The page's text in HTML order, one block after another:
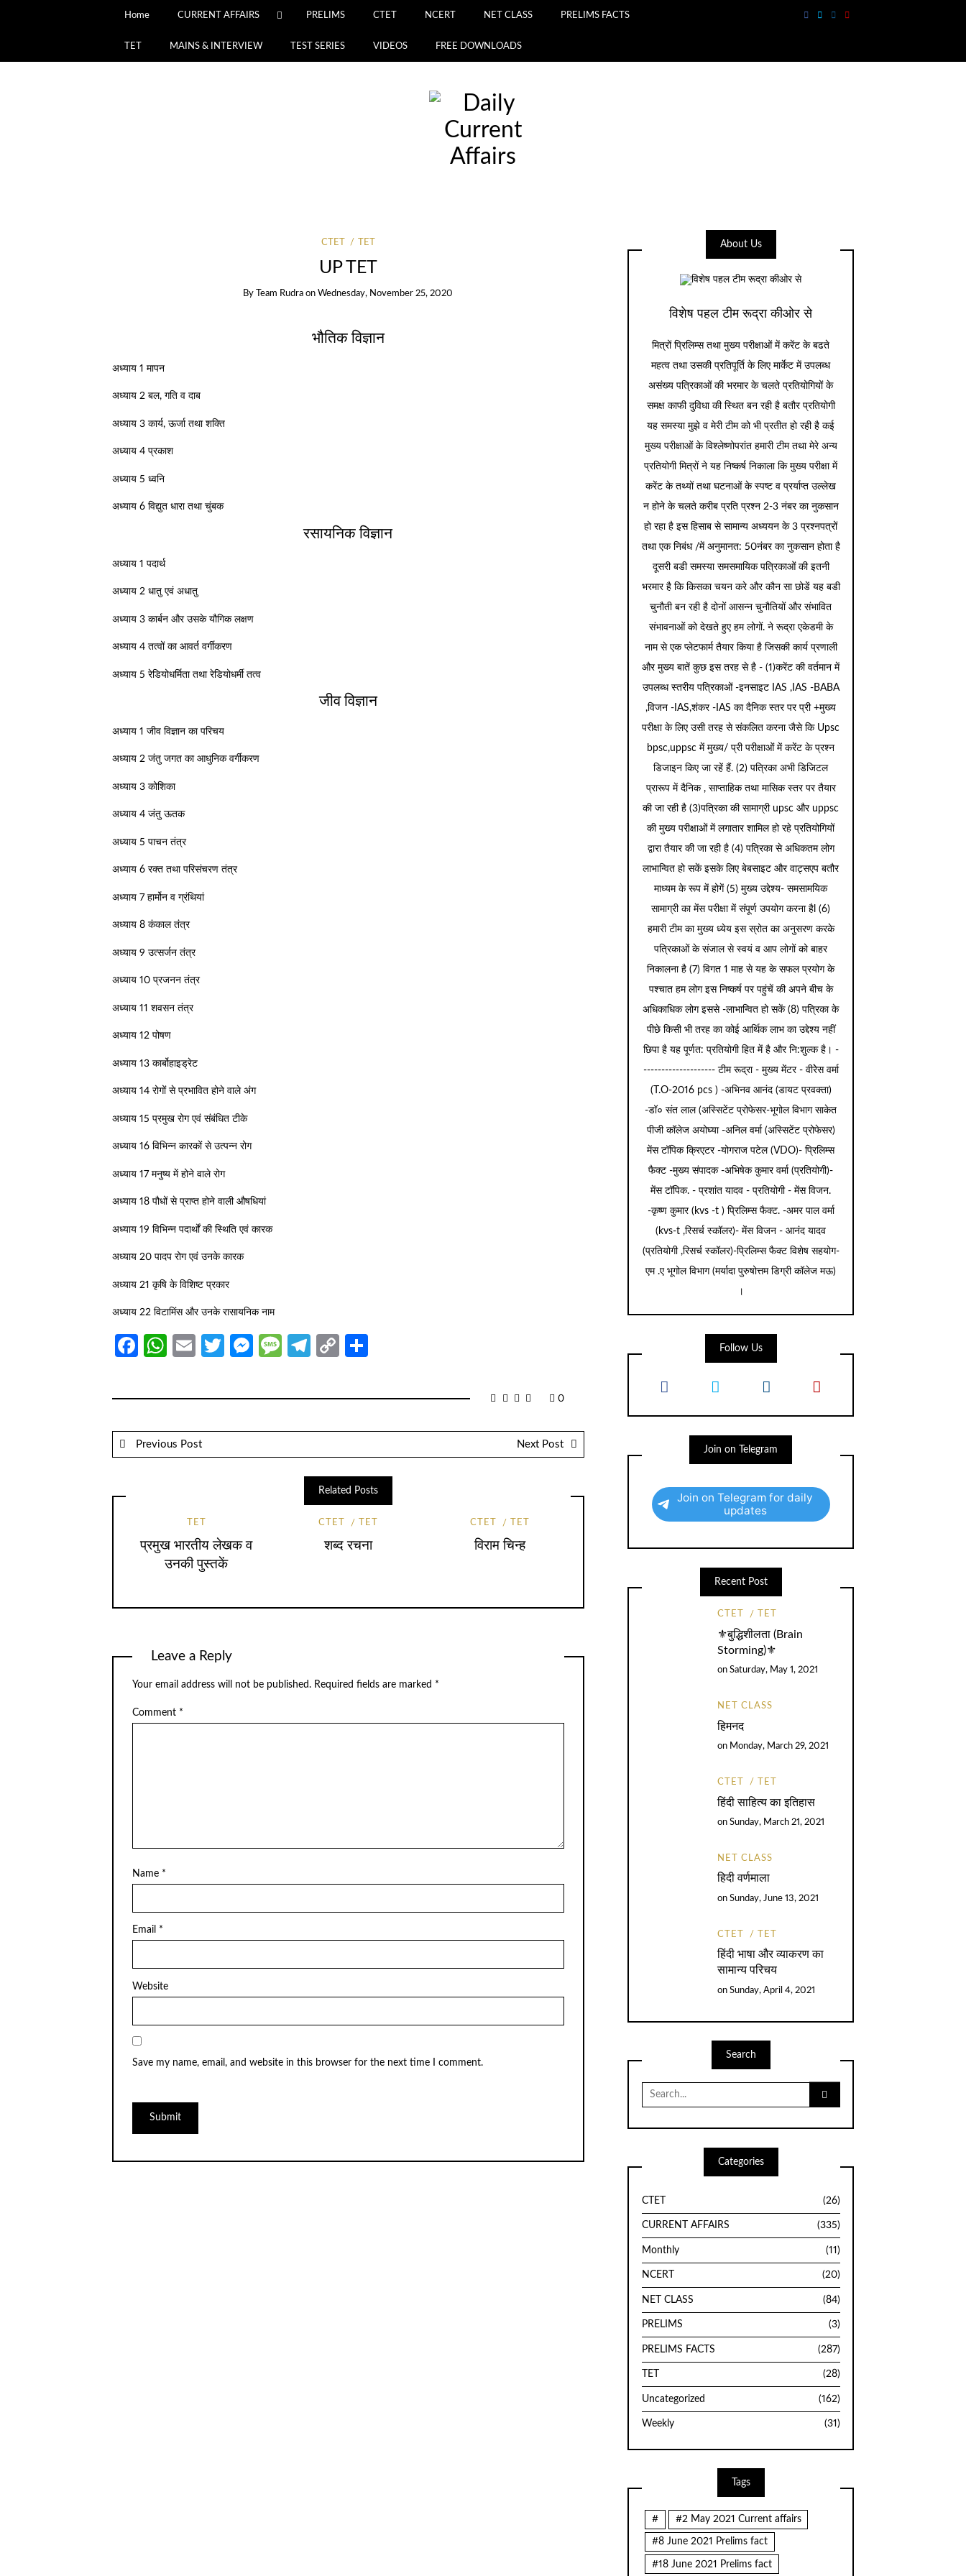
Home CURRENT AFFAIRS PRELIMS CTET NCERT NET CLASS PRELIMS FACTS
TET MAINS & INTERVIEW TEST SERIES VIDEOS FREE DOWNLOADS
CTET TET
UP TET
By Team Rudra onWednesday, November 25, 2020
भौतिक विज्ञान
अध्याय 1 मापन
अध्याय 2 बल, गति व दाब
अध्याय 3 कार्य, ऊर्जा तथा शक्ति
अध्याय 4 प्रकाश
अध्याय 5 ध्वनि
अध्याय 6 विद्युत धारा तथा चुंबक
रसायनिक विज्ञान
अध्याय 1 पदार्थ
अध्याय 2 धातु एवं अधातु
अध्याय 3 कार्बन और उसके यौगिक लक्षण
अध्याय 4 तत्वों का आवर्त वर्गीकरण
अध्याय 5 रेडियोधर्मिता तथा रेडियोधर्मी तत्व
जीव विज्ञान
अध्याय 1 जीव विज्ञान का परिचय
अध्याय 2 जंतु जगत का आधुनिक वर्गीकरण
अध्याय 3 कोशिका
अध्याय 4 जंतु ऊतक
अध्याय 5 पाचन तंत्र
अध्याय 6 रक्त तथा परिसंचरण तंत्र
अध्याय 7 हार्मोन व ग्रंथियां
अध्याय 8 कंकाल तंत्र
अध्याय 9 उत्सर्जन तंत्र
अध्याय 10 प्रजनन तंत्र
अध्याय 11 शवसन तंत्र
अध्याय 12 पोषण
अध्याय 13 कार्बोहाइड्रेट
अध्याय 14 रोगों से प्रभावित होने वाले अंग
अध्याय 15 प्रमुख रोग एवं संबंधित टीके
अध्याय 16 विभिन्न कारकों से उत्पन्न रोग
अध्याय 17 मनुष्य में होने वाले रोग
अध्याय 18 पौधों से प्राप्त होने वाली औषधियां
अध्याय 19 विभिन्न पदार्थों की स्थिति एवं कारक
अध्याय 20 पादप रोग एवं उनके कारक
अध्याय 21 कृषि के विशिष्ट प्रकार
अध्याय 22 विटामिंस और उनके रासायनिक नाम
Facebook
WhatsApp
EmailTwitter
Messenger
Message
Telegram
Copy
0
Previous Post Next Post
Related Posts
TET
प्रमुख भारतीय लेखक व
उनकी पुस्तकें
CTET TET
शब्द रचना
CTET TET
विराम चिन्ह
Leave a Reply
Your email address will not be published. Required fields are marked *
Comment *
Name *
Email *
Website
Save my name, email, and website in this browser for the next time I comment.
About Us
विशेष पहल टीम रूद्रा कीओर से
मित्रों प्रिलिम्स तथा मुख्य परीक्षाओं में करेंट के बढते
महत्व तथा उसकी प्रतिपूर्ति के लिए मार्केट में उपलब्ध
असंख्य पत्रिकाओं की भरमार के चलते प्रतियोगियों के
समक्ष काफी दुविधा की स्थित बन रही है बतौर प्रतियोगी
यह समस्या मुझे व मेरी टीम को भी प्रतीत हो रही है कई
मुख्य परीक्षाओं के विश्लेष्णोपरांत हमारी टीम तथा मेरे अन्य
प्रतियोगी मित्रों ने यह निष्कर्ष निकाला कि मुख्य परीक्षा में
करेंट के तथ्यों तथा घटनाओं के स्पष्ट व प्रर्याप्त उल्लेख
न होने के चलते करीब प्रति प्रश्न 2-3 नंबर का नुकसान
हो रहा है इस हिसाब से सामान्य अध्ययन के 3 प्रश्नपत्रों
तथा एक निबंध /में अनुमानत: 50नंबर का नुकसान होता है
दूसरी बडी समस्या समसमायिक पत्रिकाओं की इतनी
भरमार है कि किसका चयन करे और कौन सा छोडें यह बडी
चुनौती बन रही है दोनों आसन्न चुनौतियों और संभावित
संभावनाओं को देखते हुए हम लोगों. ने रूद्रा एकेडमी के
नाम से एक प्लेटफार्म तैयार किया है जिसकी कार्य प्रणाली
और मुख्य बातें कुछ इस तरह से है - (1)करेंट की वर्तमान में
उपलब्ध स्तरीय पत्रिकाओं -इनसाइट IAS ,IAS -BABA
,विजन -IAS,शंकर -IAS का दैनिक स्तर पर प्री +मुख्य
परीक्षा के लिए उसी तरह से संकलित करना जैसे कि Upsc
bpsc,uppsc में मुख्य/ प्री परीक्षाओं में करेंट के प्रश्न
डिजाइन किए जा रहें हैं. (2) पत्रिका अभी डिजिटल
प्रारूप में दैनिक , साप्ताहिक तथा मासिक स्तर पर तैयार
की जा रही है (3)पत्रिका की सामाग्री upsc और uppsc
की मुख्य परीक्षाओं में लगातार शामिल हो रहे प्रतियोगियों
द्वारा तैयार की जा रही है (4) पत्रिका से अधिकतम लोग
लाभान्वित हो सकें इसके लिए बेबसाइट और वाट्सएप बतौर
माध्यम के रूप में होगें (5) मुख्य उद्देश्य- समसामयिक
सामाग्री का मेंस परीक्षा में संपूर्ण उपयोग करना हैl (6)
हमारी टीम का मुख्य ध्येय इस स्रोत का अनुसरण करके
पत्रिकाओं के संजाल से स्वयं व आप लोगों को बाहर
निकालना है (7) विगत 1 माह से यह के सफल प्रयोग के
पश्चात हम लोग इस निष्कर्ष पर पहुंचें की अपने बीच के
अधिकाधिक लोग इससे -लाभान्वित हो सकें (8) पत्रिका के
पीछे किसी भी तरह का कोई आर्थिक लाभ का उद्देश्य नहीं
छिपा है यह पूर्णत: प्रतियोगी हित में है और नि:शुल्क है। -
-------------------- टीम रूद्रा - मुख्य मेंटर - वीरेेस वर्मा
(T.O-2016 pcs ) -अभिनव आनंद (डायट प्रवक्ता)
-डॉ० संत लाल (अस्सिटेंट प्रोफेसर-भूगोल विभाग साकेत
पीजी कॉलेज अयोघ्या -अनिल वर्मा (अस्सिटेंट प्रोफेसर)
मेंस टॉपिक क्रिएटर -योगराज पटेल (VDO)- प्रिलिम्स
फैक्ट -मुख्य संपादक -अभिषेक कुमार वर्मा (प्रतियोगी)-
मेंस टॉपिक. - प्रशांत यादव - प्रतियोगी - मेंस विजन.
-कृष्ण कुमार (kvs -t ) प्रिलिम्स फैक्ट. -अमर पाल वर्मा
(kvs-t ,रिसर्च स्कॉलर)- मेंस विजन - आनंद यादव
(प्रतियोगी ,रिसर्च स्कॉलर)-प्रिलिम्स फैक्ट विशेष सहयोग-
एम .ए भूगोल विभाग (मर्यादा पुरुषोत्तम डिग्री कॉलेज मऊ)
।
Follow Us
Join on Telegram
Join on Telegram for daily
updates
Recent Post
CTET TET
⚜️बुद्धिशीलता (Brain
Storming)⚜️
on Saturday, May 1, 2021
NET CLASS
हिमनद
on Monday, March 29, 2021
CTET TET
हिंदी साहित्य का इतिहास
on Sunday, March 21, 2021
NET CLASS
हिदी वर्णमाला
on Sunday, June 13, 2021
CTET TET
हिंदी भाषा और व्याकरण का
सामान्य परिचय
on Sunday, April 4, 2021
Search
Search
for:
Categories
CTET (26)
CURRENT AFFAIRS (335)
Monthly (11)
NCERT (20)
NET CLASS (84)
PRELIMS (3)
PRELIMS FACTS (287)
TET (28)
Uncategorized (162)
Weekly (31)
Tags
# #2 May 2021 Current affairs
#8 June 2021 Prelims fact
#18 June 2021 Prelims fact